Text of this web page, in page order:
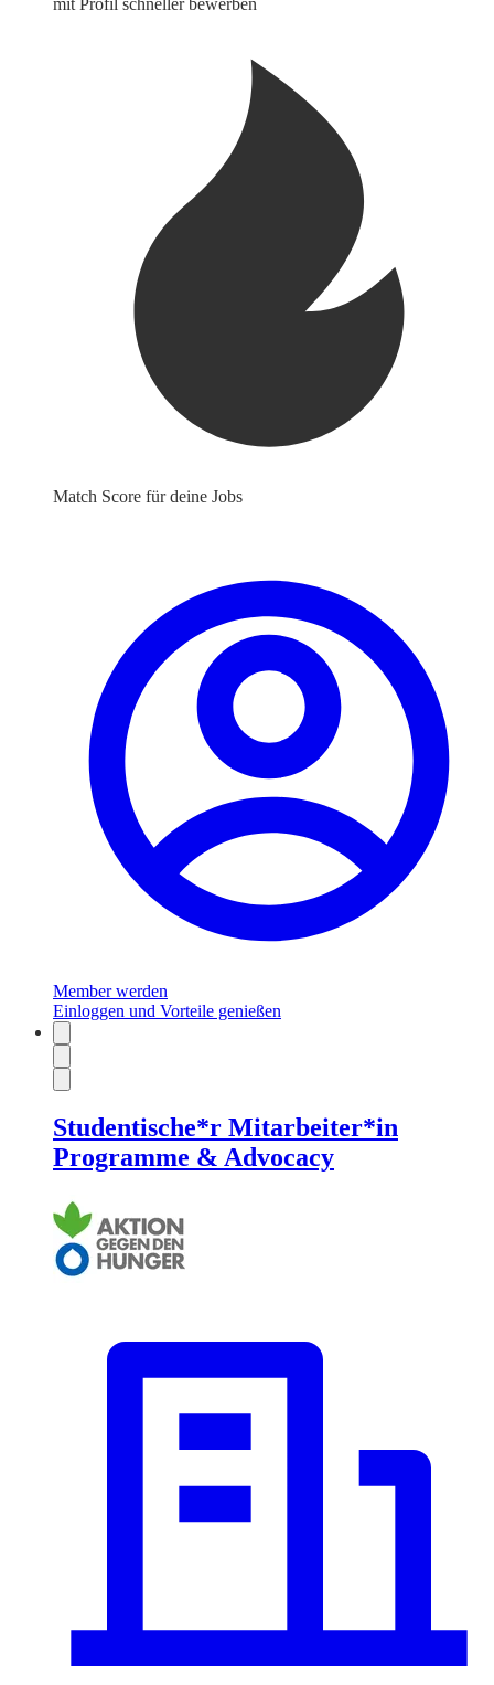
mit Profil schneller bewerben
Match Score für deine Jobs
Member werden
Einloggen und Vorteile genießen
Studentische*r Mitarbeiter*in
Programme & Advocacy